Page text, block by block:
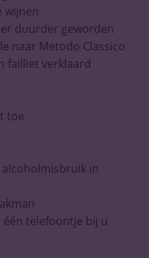
wijnen
duurder geworden
naar Metodo Classico
failliet verklaard
toe
in
één telefoontje bij u